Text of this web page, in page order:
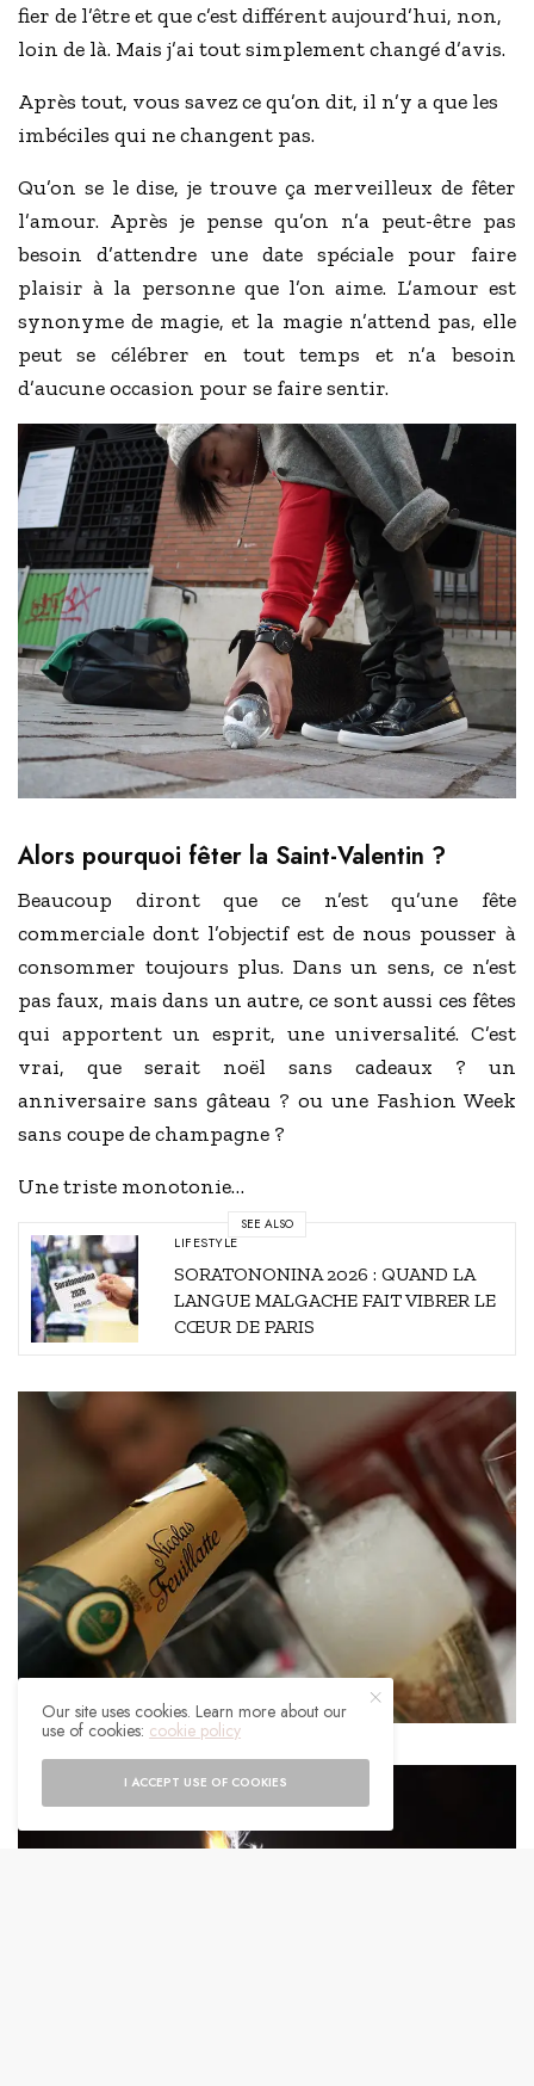
fier de l’être et que c’est différent aujourd’hui, non,
loin de là. Mais j’ai tout simplement changé d’avis.
Après tout, vous savez ce qu’on dit, il n’y a que les
imbéciles qui ne changent pas.
Qu’on se le dise, je trouve ça merveilleux de fêter
l’amour. Après je pense qu’on n’a peut-être pas
besoin d’attendre une date spéciale pour faire
plaisir à la personne que l’on aime. L’amour est
synonyme de magie, et la magie n’attend pas, elle
peut se célébrer en tout temps et n’a besoin
d’aucune occasion pour se faire sentir.
Alors pourquoi fêter la Saint-Valentin ?
Beaucoup diront que ce n’est qu’une fête
commerciale dont l’objectif est de nous pousser à
consommer toujours plus. Dans un sens, ce n’est
pas faux, mais dans un autre, ce sont aussi ces fêtes
qui apportent un esprit, une universalité. C’est
vrai, que serait noël sans cadeaux ? un
anniversaire sans gâteau ? ou une Fashion Week
sans coupe de champagne ?
Une triste monotonie…
SEE ALSO
LIFESTYLE
SORATONONINA 2026 : QUAND LA
LANGUE MALGACHE FAIT VIBRER LE
CŒUR DE PARIS
Our site uses cookies. Learn more about our
use of cookies: cookie policy
I ACCEPT USE OF COOKIES